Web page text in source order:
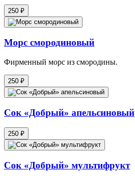
250 ₽
Морс смородиновый
Фирменный морс из смородины.
250 ₽
Сок «Добрый» апельсиновый
250 ₽
Сок «Добрый» мультифрукт